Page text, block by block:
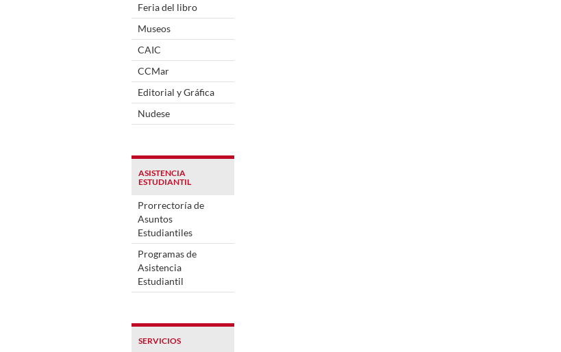
Feria del libro
Museos
CAIC
CCMar
Editorial y Gráfica
Nudese
ASISTENCIA
ESTUDIANTIL
Prorrectoría de
Asuntos
Estudiantiles
Programas de
Asistencia
Estudiantil
SERVICIOS